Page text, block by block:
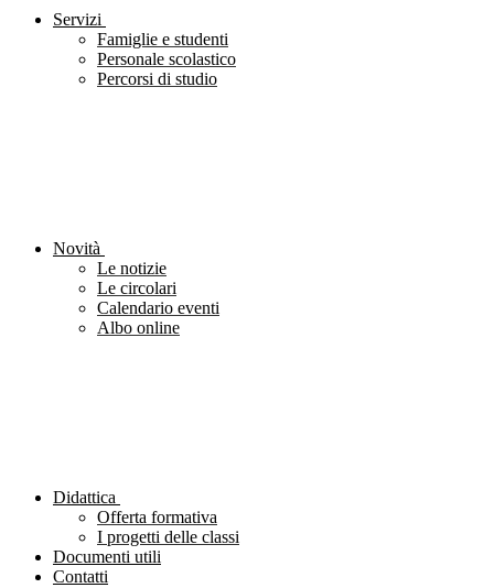
Servizi
Famiglie e studenti
Personale scolastico
Percorsi di studio
Novità
Le notizie
Le circolari
Calendario eventi
Albo online
Didattica
Offerta formativa
I progetti delle classi
Documenti utili
Contatti